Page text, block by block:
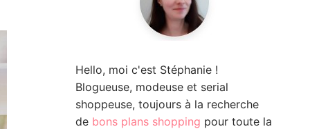
Hello, moi c'est Stéphanie !
Blogueuse, modeuse et serial
shoppeuse, toujours à la recherche
de bons plans shopping pour toute la